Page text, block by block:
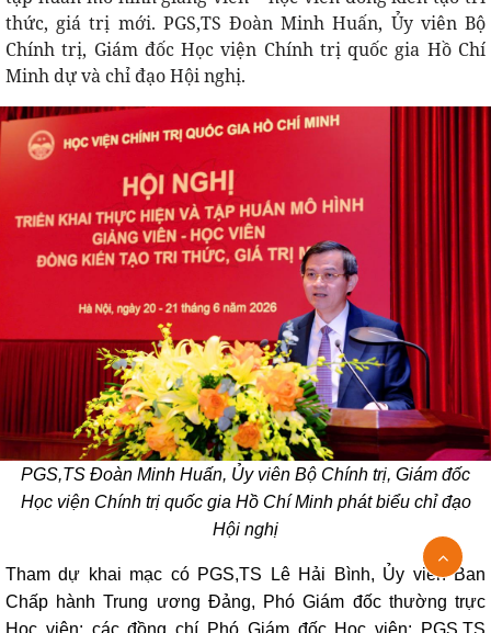
thức, giá trị mới. PGS,TS Đoàn Minh Huấn, Ủy viên Bộ
Chính trị, Giám đốc Học viện Chính trị quốc gia Hồ Chí
Minh dự và chỉ đạo Hội nghị.
PGS,TS Đoàn Minh Huấn, Ủy viên Bộ Chính trị, Giám đốc
Học viện Chính trị quốc gia Hồ Chí Minh phát biểu chỉ đạo
Hội nghị
Tham dự khai mạc có PGS,TS Lê Hải Bình, Ủy viên Ban
Chấp hành Trung ương Đảng, Phó Giám đốc thường trực